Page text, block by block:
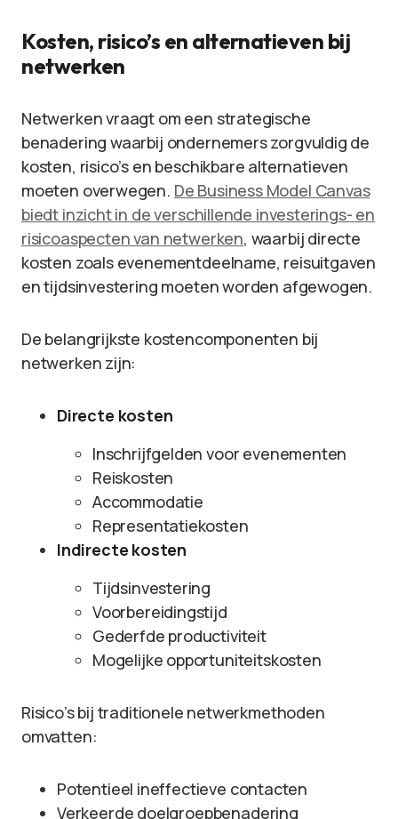
Kosten, risico’s en alternatieven bij
netwerken
Netwerken vraagt om een strategische
benadering waarbij ondernemers zorgvuldig de
kosten, risico’s en beschikbare alternatieven
moeten overwegen. De Business Model Canvas
biedt inzicht in de verschillende investerings- en
risicoaspecten van netwerken, waarbij directe
kosten zoals evenementdeelname, reisuitgaven
en tijdsinvestering moeten worden afgewogen.
De belangrijkste kostencomponenten bij
netwerken zijn:
Directe kosten
Inschrijfgelden voor evenementen
Reiskosten
Accommodatie
Representatiekosten
Indirecte kosten
Tijdsinvestering
Voorbereidingstijd
Gederfde productiviteit
Mogelijke opportuniteitskosten
Risico’s bij traditionele netwerkmethoden
omvatten:
Potentieel ineffectieve contacten
Verkeerde doelgroepbenadering